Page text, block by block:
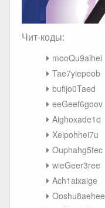
Чит-коды:
mooQu9aihei
Tae7yiepoob
bufijo0Taed
eeGeef6goov
Aighoxade1o
Xeipohhei7u
Ouphahg5fec
wieGeer3ree
Ach1aixaige
Ooshu8aehee